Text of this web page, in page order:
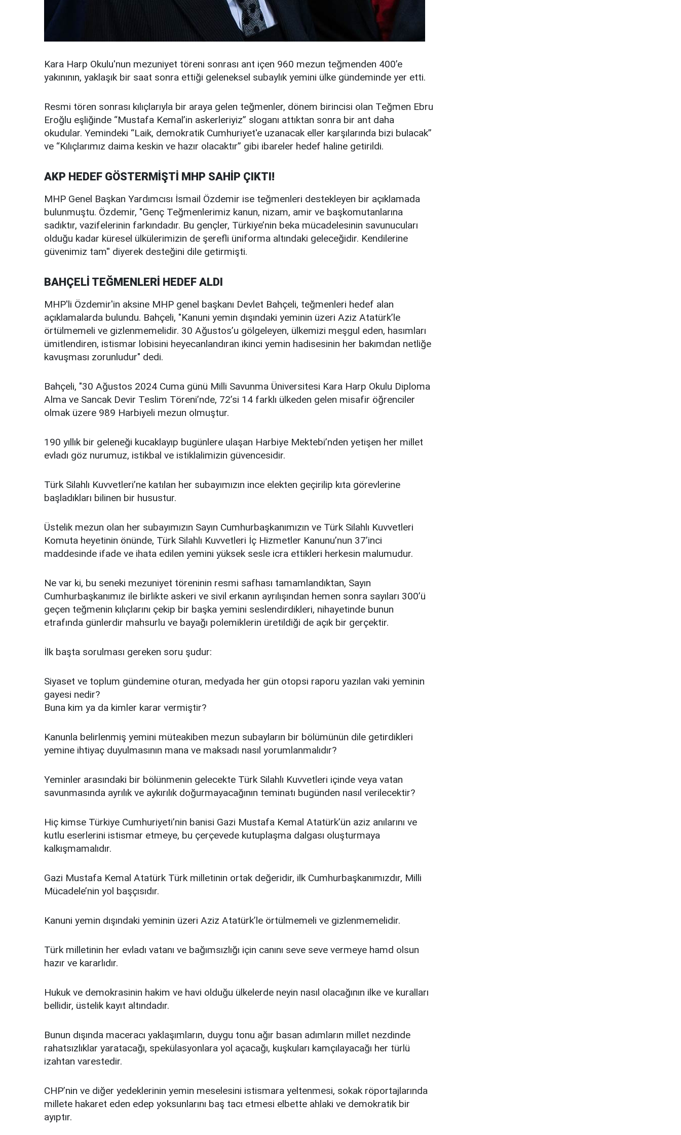
Kara Harp Okulu'nun mezuniyet töreni sonrası ant içen 960 mezun teğmenden 400’e
yakınının, yaklaşık bir saat sonra ettiği geleneksel subaylık yemini ülke gündeminde yer etti.
Resmi tören sonrası kılıçlarıyla bir araya gelen teğmenler, dönem birincisi olan Teğmen Ebru
Eroğlu eşliğinde “Mustafa Kemal’in askerleriyiz” sloganı attıktan sonra bir ant daha
okudular. Yemindeki “Laik, demokratik Cumhuriyet'e uzanacak eller karşılarında bizi bulacak”
ve “Kılıçlarımız daima keskin ve hazır olacaktır” gibi ibareler hedef haline getirildi.
AKP HEDEF GÖSTERMİŞTİ MHP SAHİP ÇIKTI!
MHP Genel Başkan Yardımcısı İsmail Özdemir ise teğmenleri destekleyen bir açıklamada
bulunmuştu. Özdemir, "Genç Teğmenlerimiz kanun, nizam, amir ve başkomutanlarına
sadıktır, vazifelerinin farkındadır. Bu gençler, Türkiye’nin beka mücadelesinin savunucuları
olduğu kadar küresel ülkülerimizin de şerefli üniforma altındaki geleceğidir. Kendilerine
güvenimiz tam'' diyerek desteğini dile getirmişti.
BAHÇELİ TEĞMENLERİ HEDEF ALDI
MHP'li Özdemir'in aksine MHP genel başkanı Devlet Bahçeli, teğmenleri hedef alan
açıklamalarda bulundu. Bahçeli, "Kanuni yemin dışındaki yeminin üzeri Aziz Atatürk’le
örtülmemeli ve gizlenmemelidir. 30 Ağustos’u gölgeleyen, ülkemizi meşgul eden, hasımları
ümitlendiren, istismar lobisini heyecanlandıran ikinci yemin hadisesinin her bakımdan netliğe
kavuşması zorunludur" dedi.
Bahçeli, "30 Ağustos 2024 Cuma günü Milli Savunma Üniversitesi Kara Harp Okulu Diploma
Alma ve Sancak Devir Teslim Töreni’nde, 72’si 14 farklı ülkeden gelen misafir öğrenciler
olmak üzere 989 Harbiyeli mezun olmuştur.
190 yıllık bir geleneği kucaklayıp bugünlere ulaşan Harbiye Mektebi’nden yetişen her millet
evladı göz nurumuz, istikbal ve istiklalimizin güvencesidir.
Türk Silahlı Kuvvetleri’ne katılan her subayımızın ince elekten geçirilip kıta görevlerine
başladıkları bilinen bir husustur.
Üstelik mezun olan her subayımızın Sayın Cumhurbaşkanımızın ve Türk Silahlı Kuvvetleri
Komuta heyetinin önünde, Türk Silahlı Kuvvetleri İç Hizmetler Kanunu’nun 37’inci
maddesinde ifade ve ihata edilen yemini yüksek sesle icra ettikleri herkesin malumudur.
Ne var ki, bu seneki mezuniyet töreninin resmi safhası tamamlandıktan, Sayın
Cumhurbaşkanımız ile birlikte askeri ve sivil erkanın ayrılışından hemen sonra sayıları 300’ü
geçen teğmenin kılıçlarını çekip bir başka yemini seslendirdikleri, nihayetinde bunun
etrafında günlerdir mahsurlu ve bayağı polemiklerin üretildiği de açık bir gerçektir.
İlk başta sorulması gereken soru şudur:
Siyaset ve toplum gündemine oturan, medyada her gün otopsi raporu yazılan vaki yeminin
gayesi nedir?
Buna kim ya da kimler karar vermiştir?
Kanunla belirlenmiş yemini müteakiben mezun subayların bir bölümünün dile getirdikleri
yemine ihtiyaç duyulmasının mana ve maksadı nasıl yorumlanmalıdır?
Yeminler arasındaki bir bölünmenin gelecekte Türk Silahlı Kuvvetleri içinde veya vatan
savunmasında ayrılık ve aykırılık doğurmayacağının teminatı bugünden nasıl verilecektir?
Hiç kimse Türkiye Cumhuriyeti’nin banisi Gazi Mustafa Kemal Atatürk’ün aziz anılarını ve
kutlu eserlerini istismar etmeye, bu çerçevede kutuplaşma dalgası oluşturmaya
kalkışmamalıdır.
Gazi Mustafa Kemal Atatürk Türk milletinin ortak değeridir, ilk Cumhurbaşkanımızdır, Milli
Mücadele’nin yol başçısıdır.
Kanuni yemin dışındaki yeminin üzeri Aziz Atatürk’le örtülmemeli ve gizlenmemelidir.
Türk milletinin her evladı vatanı ve bağımsızlığı için canını seve seve vermeye hamd olsun
hazır ve kararlıdır.
Hukuk ve demokrasinin hakim ve havi olduğu ülkelerde neyin nasıl olacağının ilke ve kuralları
bellidir, üstelik kayıt altındadır.
Bunun dışında maceracı yaklaşımların, duygu tonu ağır basan adımların millet nezdinde
rahatsızlıklar yaratacağı, spekülasyonlara yol açacağı, kuşkuları kamçılayacağı her türlü
izahtan varestedir.
CHP’nin ve diğer yedeklerinin yemin meselesini istismara yeltenmesi, sokak röportajlarında
millete hakaret eden edep yoksunlarını baş tacı etmesi elbette ahlaki ve demokratik bir
ayıptır.